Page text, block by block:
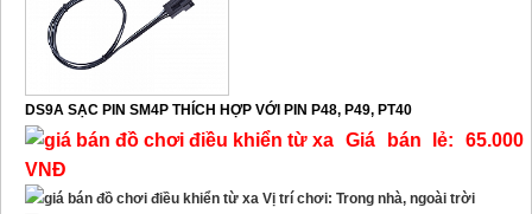
DS9A SẠC PIN SM4P THÍCH HỢP VỚI PIN P48, P49, PT40
Giá bán lẻ: 65.000
VNĐ
Vị trí chơi: Trong nhà, ngoài trời